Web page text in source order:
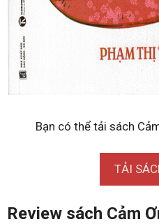
Bạn có thể tải sách
TẢI
Review sách Cảm